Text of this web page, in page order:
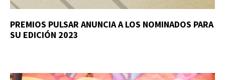
PREMIOS PULSAR ANUNCIA A LOS NOMINADOS PARA
SU EDICIÓN 2023